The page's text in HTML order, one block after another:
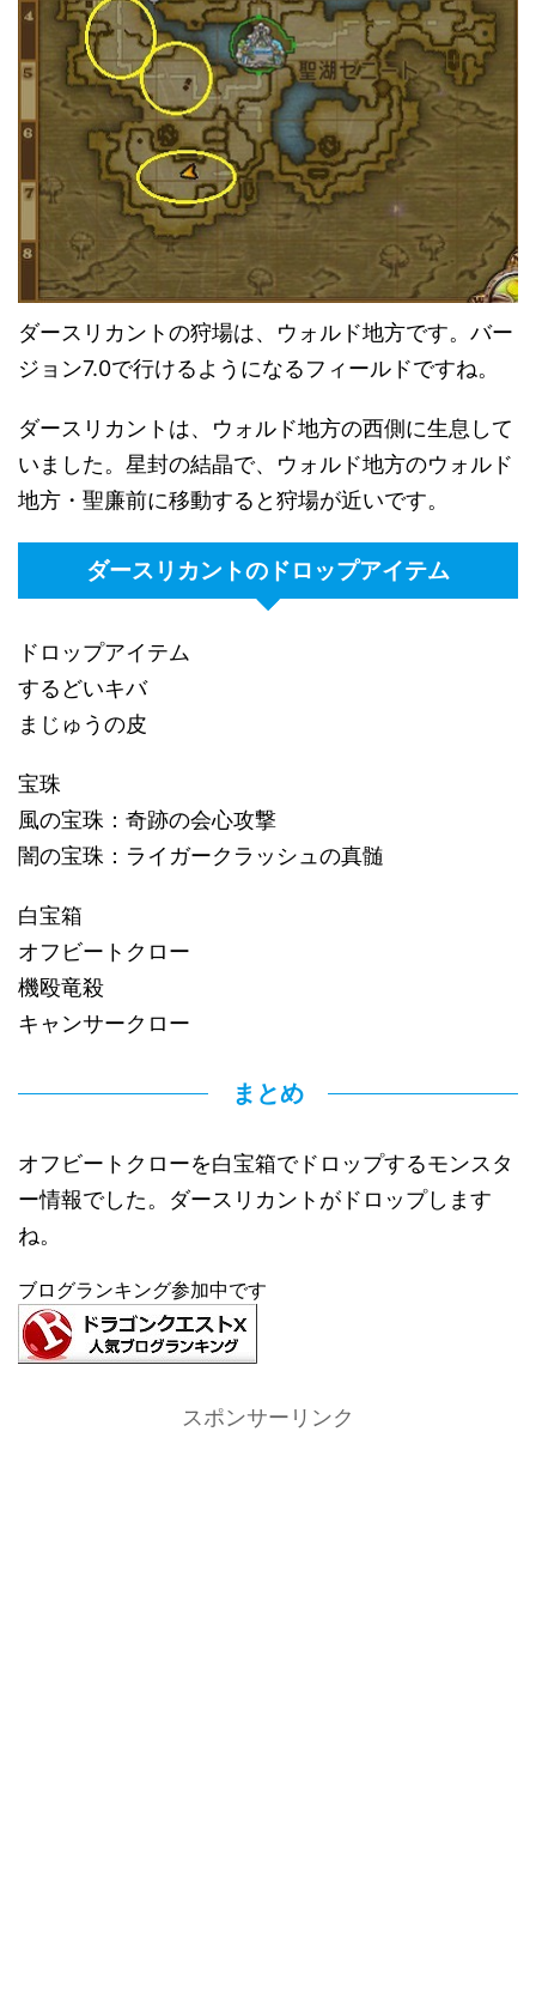
ダースリカントの狩場は、ウォルド地方です。バー
ジョン7.0で行けるようになるフィールドですね。
ダースリカントは、ウォルド地方の西側に生息して
いました。星封の結晶で、ウォルド地方のウォルド
地方・聖廉前に移動すると狩場が近いです。
ダースリカントのドロップアイテム
ドロップアイテム
するどいキバ
まじゅうの皮
宝珠
風の宝珠：奇跡の会心攻撃
闇の宝珠：ライガークラッシュの真髄
白宝箱
オフビートクロー
機殴竜殺
キャンサークロー
まとめ
オフビートクローを白宝箱でドロップするモンスタ
ー情報でした。ダースリカントがドロップします
ね。
ブログランキング参加中です
スポンサーリンク